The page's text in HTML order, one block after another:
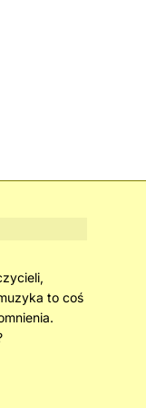
to coś